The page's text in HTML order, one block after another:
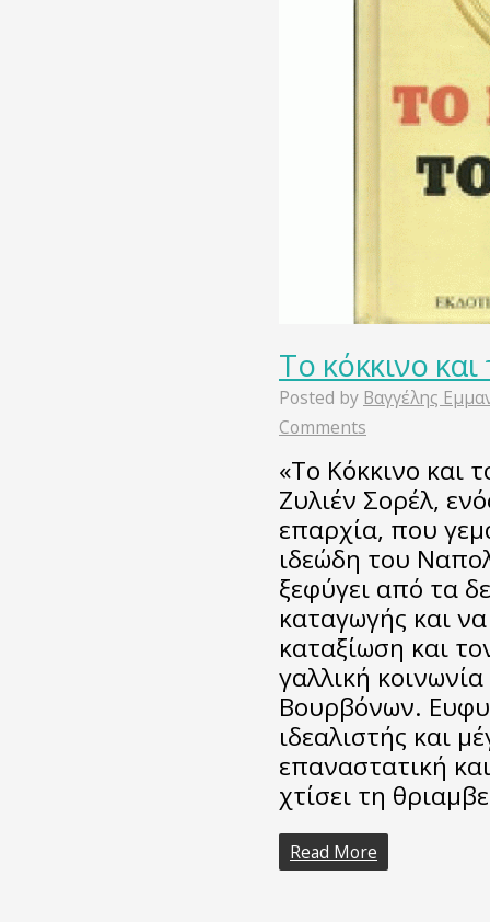
Το κόκκινο
Posted by Βαγγέλης
Comments
«Το Κόκκινο και
Ζυλιέν Σορέλ,
επαρχία, που
ιδεώδη του
ξεφύγει από τα
καταγωγής και
καταξίωση και
γαλλική
Βουρβόνων.
ιδεαλιστής και
επαναστατική
χτίσει τη
Read More